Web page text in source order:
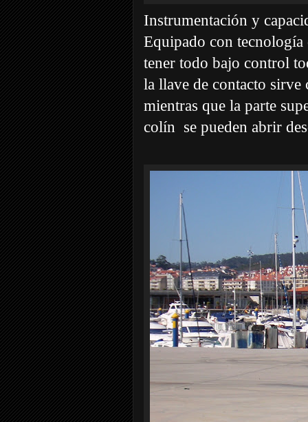
Instrumentación y
Equipado con tecnología
tener todo bajo control
la llave de contacto sirve
mientras que la parte
colín se pueden abrir